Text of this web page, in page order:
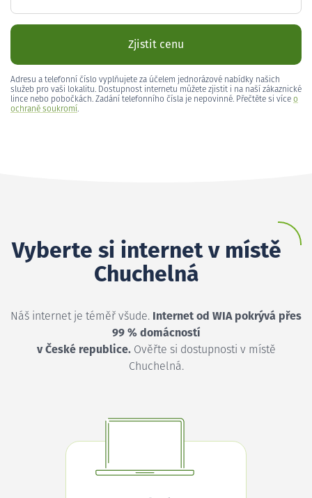
Zjistit cenu
Adresu a telefonní číslo vyplňujete za účelem jednorázové nabídky našich
služeb pro vaši lokalitu. Dostupnost internetu můžete zjistit i na naší zákaznické
lince nebo pobočkách. Zadání telefonního čísla je nepovinné. Přečtěte si více o
ochraně soukromí.
Vyberte si internet v místě
Chuchelná
Náš internet je téměř všude. Internet od WIA pokrývá přes
99 % domácností
v České republice.Ověřte si dostupnosti v místě
Chuchelná.